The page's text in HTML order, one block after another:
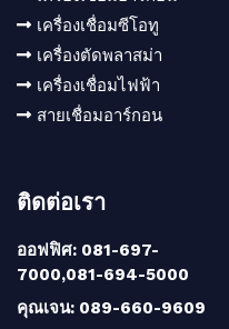
เครื่องเชื่อมซีโอทู
เครื่องตัดพลาสม่า
เครื่องเชื่อมไฟฟ้า
สายเชื่อมอาร์กอน
ติดต่อเรา
ออฟฟิศ: 081-697-
7000,081-694-5000
คุณเจน: 089-660-9609